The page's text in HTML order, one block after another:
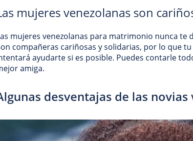
mujeres venezolanas son
mujeres venezolanas para matrimonio nunca
compañeras cariñosas y solidarias, por lo que
ayudarte si es posible. Puedes contarle
amiga.
desventajas de las novias